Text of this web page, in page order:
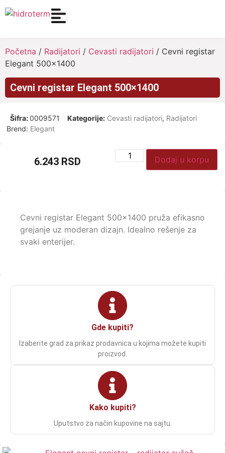
Početna / Radijatori / Cevasti radijatori / Cevni registar
Elegant 500×1400
Cevni registar Elegant 500×1400
Šifra:0009571 Kategorije: Cevasti radijatori, Radijatori
Brend: Elegant
6.243 RSD Dodaj u korpu
Cevni registar Elegant 500×1400 pruža efikasno
grejanje uz moderan dizajn. Idealno rešenje za
svaki enterijer.
Gde kupiti?
Izaberite grad za prikaz prodavnica u kojima možete kupiti
proizvod.
Kako kupiti?
Uputstvo za način kupovine na sajtu.